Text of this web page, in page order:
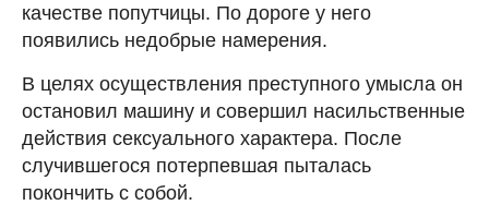
качестве попутчицы. По дороге у него
появились недобрые намерения.
В целях осуществления преступного умысла он
остановил машину и совершил насильственные
действия сексуального характера. После
случившегося потерпевшая пыталась
покончить с собой.